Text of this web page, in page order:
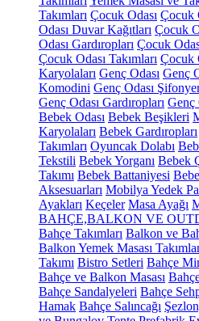
Takımları Çocuk Odası Çocuk
Odası Duvar Kağıtları Çocuk
Odası Gardıropları Çocuk
Çocuk Odası Takımları Çocuk
Karyolaları Genç Odası Genç
Komodini Genç Odası
Genç Odası Gardıropları Genç
Bebek Odası Bebek Beşikleri
Karyolaları Bebek Gardıropları
Takımları Oyuncak Dolabı
Tekstili Bebek Yorganı Bebek
Takımı Bebek Battaniyesi
Aksesuarları Mobilya Yedek
Ayakları Keçeler Masa Ayağı
BAHÇE,BALKON VE
Bahçe Takımları Balkon ve
Balkon Yemek Masası
Takımı Bistro Setleri Bahçe
Bahçe ve Balkon Masası
Bahçe Sandalyeleri Bahçe
Hamak Bahçe Salıncağı